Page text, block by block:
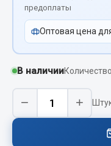
Вымпела
Весь раздел
Смазочные
предоплаты
Оптовая цена
В наличии
− +